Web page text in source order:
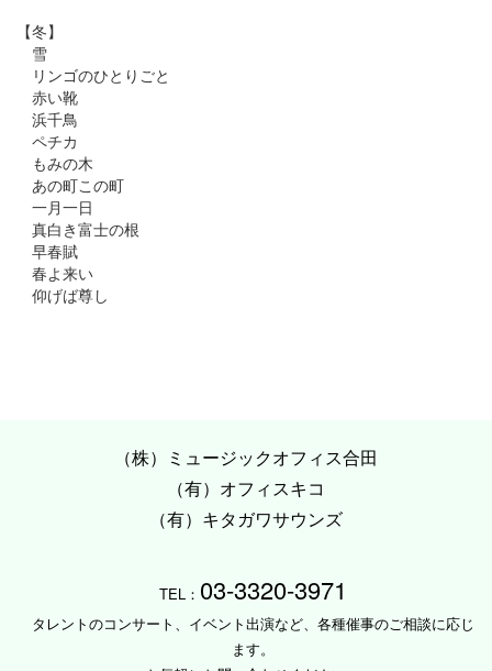
【冬】
雪
リンゴのひとりごと
赤い靴
浜千鳥
ペチカ
もみの木
あの町この町
一月一日
真白き富士の根
早春賦
春よ来い
仰げば尊し
（株）ミュージックオフィス合田
（有）オフィスキコ
（有）キタガワサウンズ
TEL： 03-3320-3971
タレントのコンサート、イベント出演など、各種催事のご相談に応じ
ます。